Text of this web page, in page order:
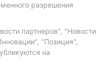
разрешения
партнеров", "Новости
"Позиция",
на